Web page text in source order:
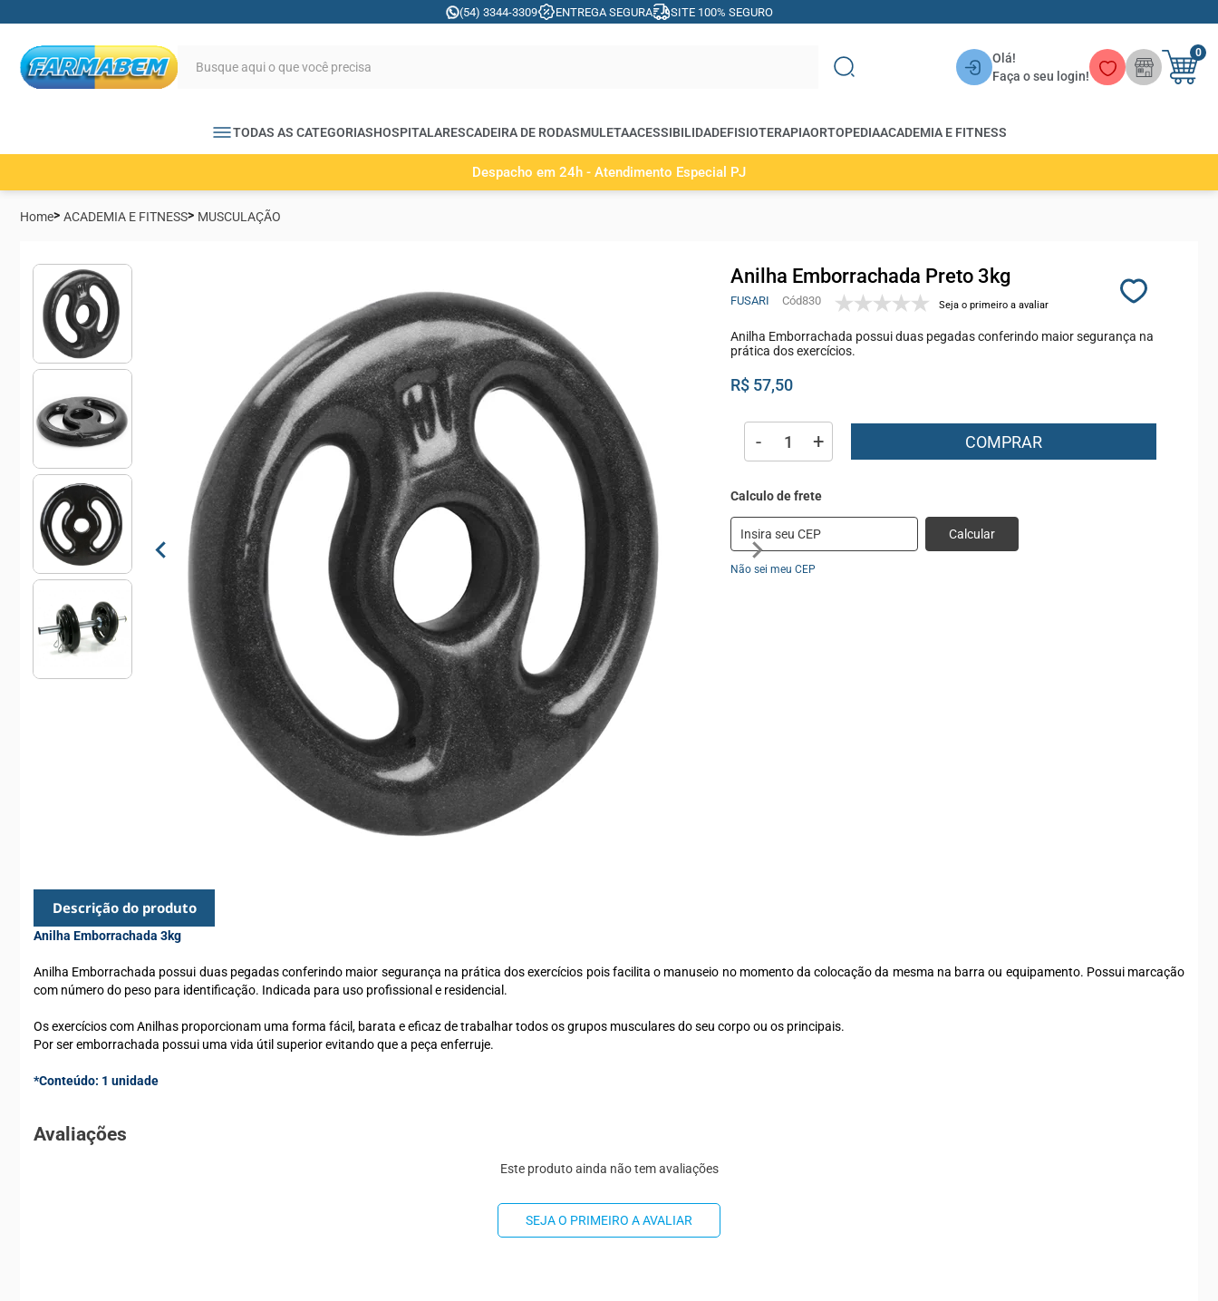
(54) 3344-3309 ENTREGA SEGURA SITE 100% SEGURO
Olá!
Faça o seu login!
0
TODAS AS CATEGORIASHOSPITALARESCADEIRA DE RODASMULETAACESSIBILIDADEFISIOTERAPIAORTOPEDIAACADEMIA E FITNESS
Despacho em 24h - Atendimento Especial PJ
Home ACADEMIA E FITNESS MUSCULAÇÃO
Anilha Emborrachada Preto 3kg
FUSARI 830 Seja o primeiro a avaliar
Anilha Emborrachada possui duas pegadas conferindo maior segurança na
prática dos exercícios.
R$ 57,50
- + COMPRAR
Calcular
Não sei meu CEP
Descrição do produto
Anilha Emborrachada 3kg
Anilha Emborrachada possui duas pegadas conferindo maior segurança na prática dos exercícios pois facilita o manuseio no momento da colocação da mesma na barra ou equipamento. Possui marcação
com número do peso para identificação. Indicada para uso profissional e residencial.
Os exercícios com Anilhas proporcionam uma forma fácil, barata e eficaz de trabalhar todos os grupos musculares do seu corpo ou os principais.
Por ser emborrachada possui uma vida útil superior evitando que a peça enferruje.
*Conteúdo: 1 unidade
Avaliações
Este produto ainda não tem avaliações
SEJA O PRIMEIRO A AVALIAR